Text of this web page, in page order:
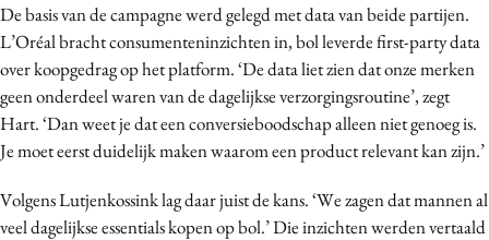
De basis van de campagne werd gelegd met data van beide partijen.
L’Oréal bracht consumenteninzichten in, bol leverde first-party data
over koopgedrag op het platform. ‘De data liet zien dat onze merken
geen onderdeel waren van de dagelijkse verzorgingsroutine’, zegt
Hart. ‘Dan weet je dat een conversieboodschap alleen niet genoeg is.
Je moet eerst duidelijk maken waarom een product relevant kan zijn.’
Volgens Lutjenkossink lag daar juist de kans. ‘We zagen dat mannen al
veel dagelijkse essentials kopen op bol.’ Die inzichten werden vertaald